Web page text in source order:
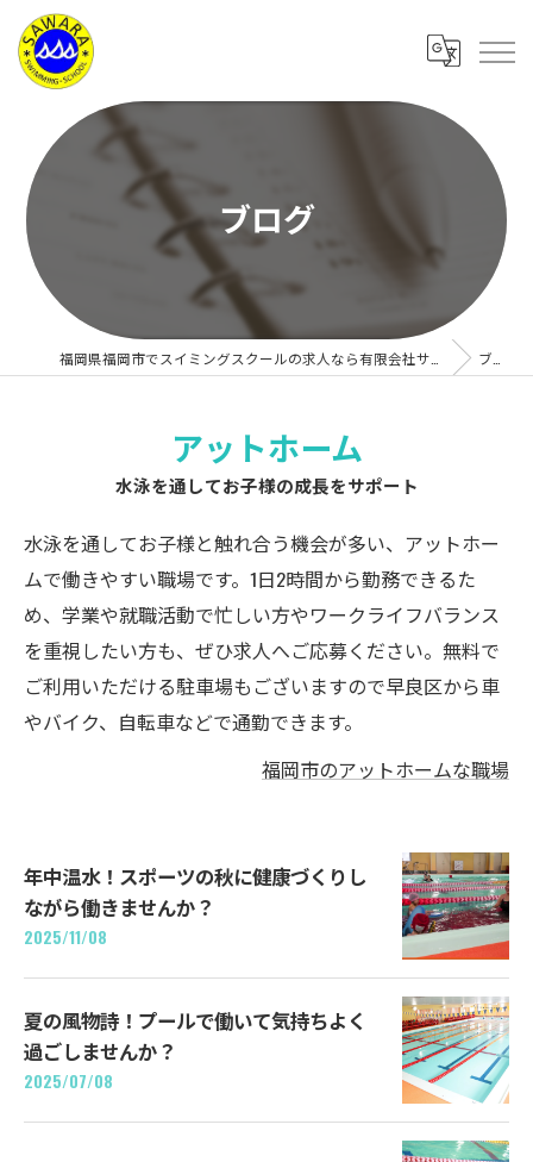
ブログ
ブログ
アットホーム
水泳を通してお子様の成長をサポート
水泳を通してお子様と触れ合う機会が多い、アットホー
ムで働きやすい職場です。1日2時間から勤務できるた
め、学業や就職活動で忙しい方やワークライフバランス
を重視したい方も、ぜひ求人へご応募ください。無料で
ご利用いただける駐車場もございますので早良区から車
やバイク、自転車などで通勤できます。
福岡市のアットホームな職場
年中温水！スポーツの秋に健康づくりし
ながら働きませんか？
2025/11/08
夏の風物詩！プールで働いて気持ちよく
過ごしませんか？
2025/07/08